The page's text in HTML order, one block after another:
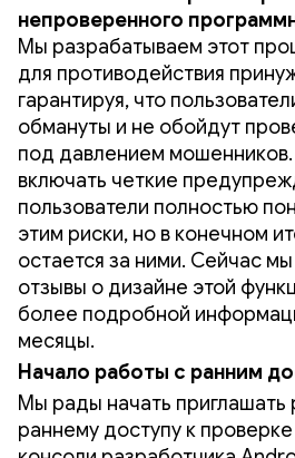
непроверенного
Мы разрабатываем этот
для противодействия
гарантируя, что
обмануты и не обойдут
под давлением
включать четкие
пользователи полностью
этим риски, но в конечном
остается за ними. Сейчас
отзывы о дизайне этой
более подробной
месяцы.
Начало работы с ранним
Мы рады начать приглашать
раннему доступу к